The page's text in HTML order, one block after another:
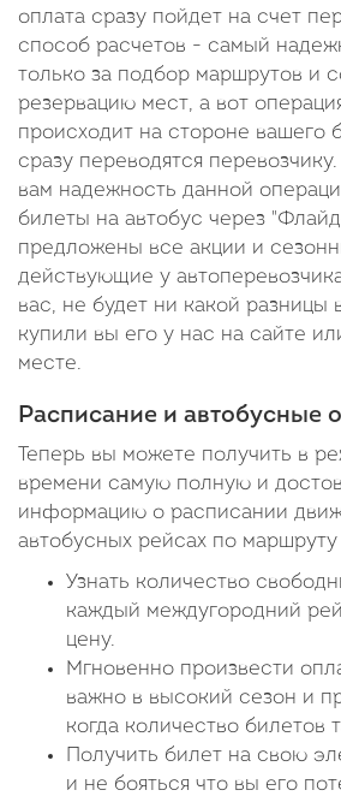
оплата сразу пойдет на счет
способ расчетов - самый
только за подбор маршрутов и
резервацию мест, а вот
происходит на стороне вашего
сразу переводятся
вам надежность данной
билеты на автобус через
предложены все акции и
действующие у
вас, не будет ни какой разницы
купили вы его у нас на сайте
месте.
Расписание и автобусные
Теперь вы можете получить в
времени самую полную и
информацию о расписании
автобусных рейсах по маршруту
Узнать количество
каждый междугородний
цену.
Мгновенно произвести
важно в высокий сезон и
когда количество билетов
Получить билет на свою
и не бояться что вы его